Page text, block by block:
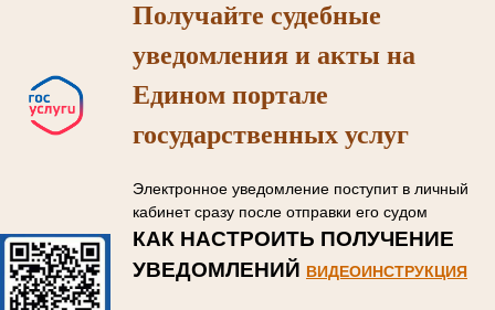
Получайте судебные
уведомления и акты на
Едином портале
государственных услуг
Электронное уведомление поступит в личный
кабинет сразу после отправки его судом
КАК НАСТРОИТЬ ПОЛУЧЕНИЕ
УВЕДОМЛЕНИЙ ВИДЕОИНСТРУКЦИЯ